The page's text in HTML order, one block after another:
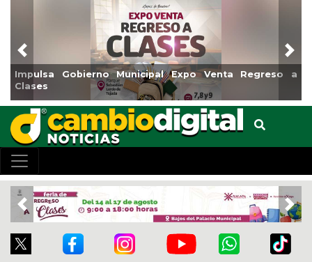
Impulsa Gobierno Municipal Expo Venta Regreso a
Clases
Previous
Previous